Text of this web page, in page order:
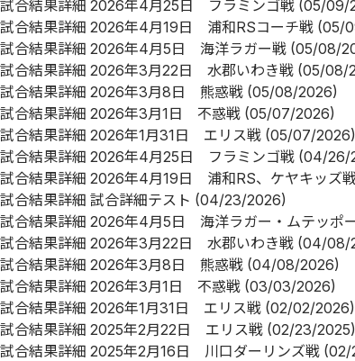
試合結果詳細 2026年4月25日 フラミンゴ戦 (05/09/
試合結果詳細 2026年4月19日 浦和RSコーチ戦 (05/
試合結果詳細 2026年4月5日 海洋ラガー戦 (05/08/
試合結果詳細 2026年3月22日 水郡いわき戦 (05/08/
試合結果詳細 2026年3月8日 熊惑戦 (05/08/2026)
試合結果詳細 2026年3月1日 不惑戦 (05/07/2026)
試合結果詳細 2026年1月31日 エリス戦 (05/07/2026)
試合結果詳細 2026年4月25日 フラミンゴ戦 (04/26/
試合結果詳細 2026年4月19日 浦和RS、ケヤキッズ
試合結果詳細 試合詳細テスト (04/23/2026)
試合結果詳細 2026年4月5日 海洋ラガー・ムテッポ
試合結果詳細 2026年3月22日 水郡いわき戦 (04/08/
試合結果詳細 2026年3月8日 熊惑戦 (04/08/2026)
試合結果詳細 2026年3月1日 不惑戦 (03/03/2026)
試合結果詳細 2026年1月31日 エリス戦 (02/02/2026)
試合結果詳細 2025年2月22日 エリス戦 (02/23/2025)
試合結果詳細 2025年2月16日 川口ダーリンズ戦 (02/